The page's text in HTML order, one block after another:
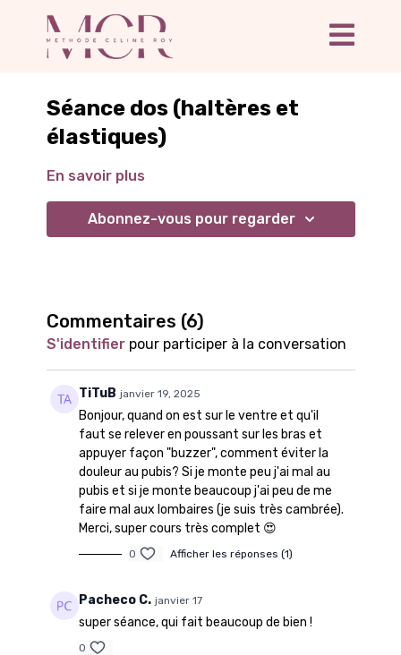
Séance dos (haltères et
élastiques)
En savoir plus
Abonnez-vous pour regarder
Commentaires (6)
S'identifierpour participer à la conversation
TiTuB janvier 19, 2025
Bonjour, quand on est sur le ventre et qu'il
faut se relever en poussant sur les bras et
appuyer façon "buzzer", comment éviter la
douleur au pubis? Si je monte peu j'ai mal au
pubis et si je monte beaucoup j'ai peu de me
faire mal aux lombaires (je suis très cambrée).
Merci, super cours très complet 😍
0 Afficher les réponses (1)
Pacheco C. janvier 17
super séance, qui fait beaucoup de bien !
0